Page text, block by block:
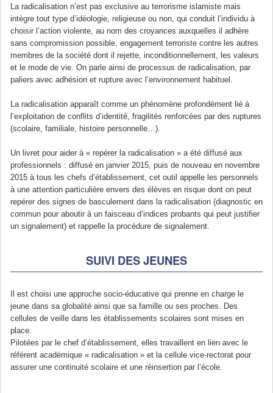
La radicalisation n’est pas exclusive au terrorisme islamiste mais
intègre tout type d’idéologie, religieuse ou non, qui conduit l’individu à
choisir l’action violente, au nom des croyances auxquelles il adhère
sans compromission possible, engagement terroriste contre les autres
membres de la société dont il rejette, inconditionnellement, les valeurs
et le mode de vie. On parle ainsi de processus de radicalisation, par
paliers avec adhésion et rupture avec l’environnement habituel.
La radicalisation apparaît comme un phénomène profondément lié à
l’exploitation de conflits d’identité, fragilités renforcées par des ruptures
(scolaire, familiale, histoire personnelle…).
Un livret pour aider à « repérer la radicalisation » a été diffusé aux
professionnels : diffusé en janvier 2015, puis de nouveau en novembre
2015 à tous les chefs d’établissement, cet outil appelle les personnels
à une attention particulière envers des élèves en risque dont on peut
repérer des signes de basculement dans la radicalisation (diagnostic en
commun pour aboutir à un faisceau d’indices probants qui peut justifier
un signalement) et rappelle la procédure de signalement.
SUIVI DES JEUNES
Il est choisi une approche socio-éducative qui prenne en charge le
jeune dans sa globalité ainsi que sa famille ou ses proches. Des
cellules de veille dans les établissements scolaires sont mises en
place.
Pilotées par le chef d’établissement, elles travaillent en lien avec le
référent académique « radicalisation » et la cellule vice-rectorat pour
assurer une continuité scolaire et une réinsertion par l’école.